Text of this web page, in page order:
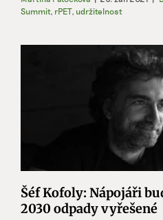
Summit, rPET, udržitelnost
Šéf Kofoly: Nápojáři
2030 odpady vyřešené